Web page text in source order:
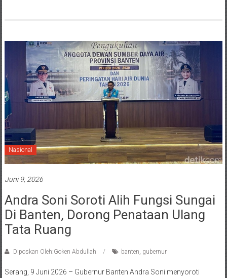
Nasional
Juni 9, 2026
Andra Soni Soroti Alih Fungsi Sungai
Di Banten, Dorong Penataan Ulang
Tata Ruang
Diposkan Oleh:Goken Abdullah banten, gubernur
Serang, 9 Juni 2026 – Gubernur Banten Andra Soni menyoroti